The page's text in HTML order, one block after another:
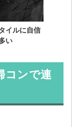
イルに自信
い
コンで連